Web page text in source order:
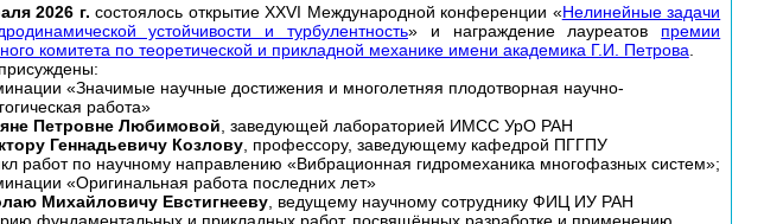
2026 г. cостоялось открытие XXVI Международной конференции «Нелинейные задачи
устойчивости и турбулентность» и награждение лауреатов премии
комитета по теоретической и прикладной механике имени академика Г.И. Петрова
«Значимые научные достижения и многолетняя плодотворная научно-
работа»
Петровне Любимовой , заведующей лабораторией ИМСС УрО РАН
Геннадьевичу Козлову, профессору, заведующему кафедрой ПГГПУ
работ по научному направлению «Вибрационная гидромеханика многофазных систем»;
«Оригинальная работа последних лет»
Михайловичу Евстигнееву, ведущему научному сотруднику ФИЦ ИУ РАН
фундаментальных и прикладных работ, посвящённых разработке и применению